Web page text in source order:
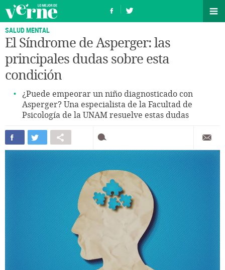
SALUD MENTAL
El Síndrome de Asperger: las
principales dudas sobre esta
condición
¿Puede empeorar un niño diagnosticado con
Asperger? Una especialista de la Facultad de
Psicología de la UNAM resuelve estas dudas